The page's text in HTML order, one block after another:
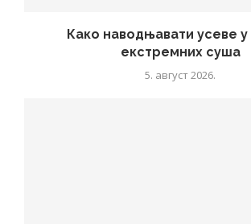
Како наводњавати усеве
екстремних суша
5. август 2026.